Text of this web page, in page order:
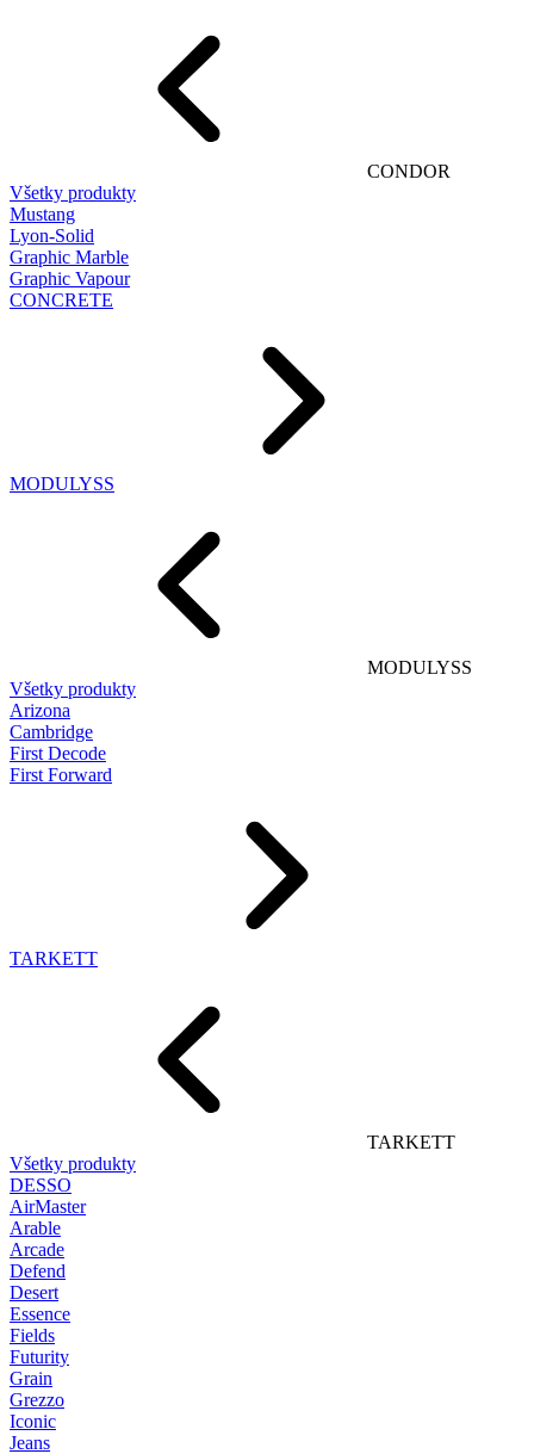
CONDOR
Všetky produkty
Mustang
Lyon-Solid
Graphic Marble
Graphic Vapour
CONCRETE
MODULYSS
MODULYSS
Všetky produkty
Arizona
Cambridge
First Decode
First Forward
TARKETT
TARKETT
Všetky produkty
DESSO
AirMaster
Arable
Arcade
Defend
Desert
Essence
Fields
Futurity
Grain
Grezzo
Iconic
Jeans